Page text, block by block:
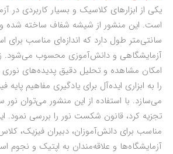
یکی از ابزارهای کلاسیک و بسیار کاربردی در
سانتی‌متر طول دارد که اندازه‌ای مناسب برای
امکان مشاهده و تحلیل دقیق پدیده‌های نوری
را به ابزاری ایده‌آل برای یادگیری مفاهیم پایه
می‌سازد. با استفاده از این منشور می‌توان
تجزیه کرد، قانون شکست نور را بررسی نمود.
مناسب برای دانش‌آموزان، دبیران فیزیک،
آزمایشگاه‌ها و علاقه‌مندان به اپتیک و نجوم